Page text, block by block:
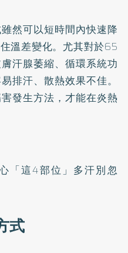
然可以短時間內快速降
溫差變化。尤其對於65
汗腺萎縮、循環系統功
排汗、散熱效果不佳。
發生方法，才能在炎熱
「這4部位」多汗別忽
式